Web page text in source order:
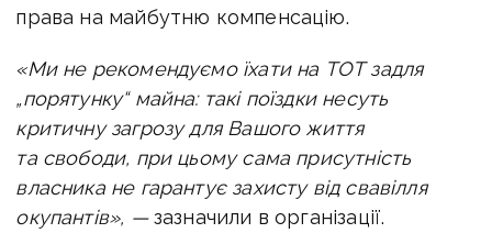
права на майбутню компенсацію.
«Ми не рекомендуємо їхати на ТОТ задля
„порятунку“ майна: такі поїздки несуть
критичну загрозу для Вашого життя
та свободи, при цьому сама присутність
власника не гарантує захисту від свавілля
окупантів», —зазначили в організації.